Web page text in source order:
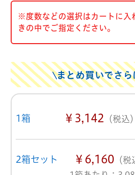
※度数などの選択はカートに入
きの中でご指定ください。
まとめ買いでさ
1箱 ￥3,142 （税込）
2箱セット ￥6,160 （税